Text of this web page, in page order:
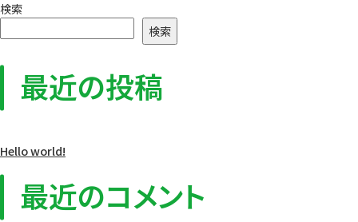
検索
検索
最近の投稿
Hello world!
最近のコメント